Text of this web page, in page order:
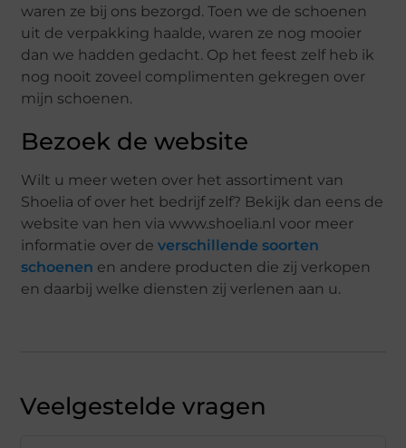
waren ze bij ons bezorgd. Toen we de schoenen
uit de verpakking haalde, waren ze nog mooier
dan we hadden gedacht. Op het feest zelf heb ik
nog nooit zoveel complimenten gekregen over
mijn schoenen.
Bezoek de website
Wilt u meer weten over het assortiment van
Shoelia of over het bedrijf zelf? Bekijk dan eens de
website van hen via www.shoelia.nl voor meer
informatie over deverschillende soorten
schoenen en andere producten die zij verkopen
en daarbij welke diensten zij verlenen aan u.
Veelgestelde vragen